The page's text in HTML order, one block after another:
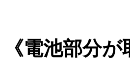
《電池部分